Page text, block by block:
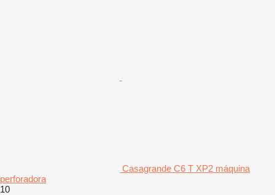
Casagrande C6 T XP2 máquina
perforadora
10